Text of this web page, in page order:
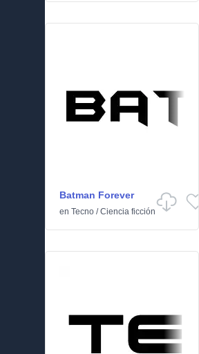
Batman Forever
en Tecno /Ciencia ficción